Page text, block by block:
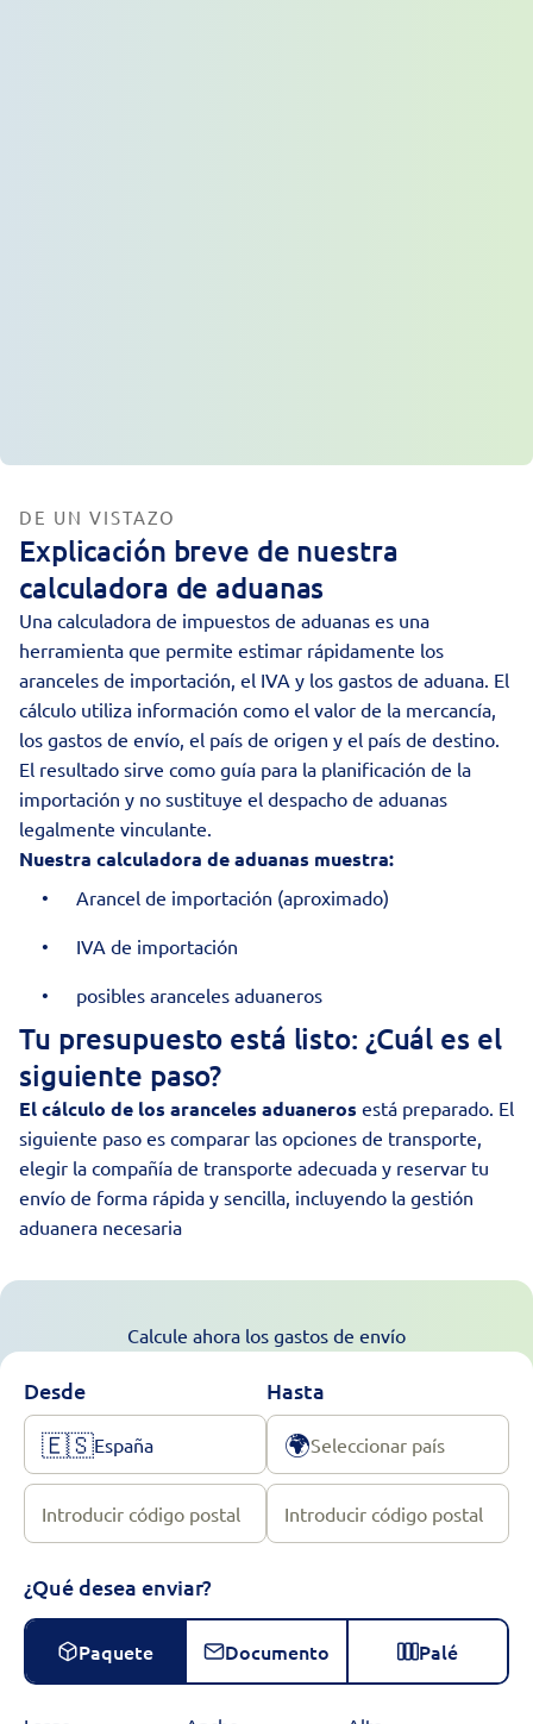
DE UN VISTAZO
Explicación breve de nuestra
calculadora de aduanas
Una calculadora de impuestos de aduanas es una
herramienta que permite estimar rápidamente los
aranceles de importación, el IVA y los gastos de aduana. El
cálculo utiliza información como el valor de la mercancía,
los gastos de envío, el país de origen y el país de destino.
El resultado sirve como guía para la planificación de la
importación y no sustituye el despacho de aduanas
legalmente vinculante.
Nuestra calculadora de aduanas muestra:
Arancel de importación (aproximado)
IVA de importación
posibles aranceles aduaneros
Tu presupuesto está listo: ¿Cuál es el
siguiente paso?
El cálculo de los aranceles aduaneros está preparado. El
siguiente paso es comparar las opciones de transporte,
elegir la compañía de transporte adecuada y reservar tu
envío de forma rápida y sencilla, incluyendo la gestión
aduanera necesaria
Calcule ahora los gastos de envío
Desde
🇪🇸España
Introducir código postal
Hasta
🌍Seleccionar país
Introducir código postal
¿Qué desea enviar?
Paquete Documento Palé